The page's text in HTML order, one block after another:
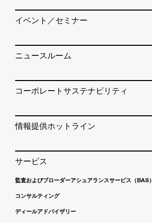
イベント／セミナー
ニュースルーム
コーポレートサステナビリティ
情報提供ホットライン
サービス
監査およびブローダーアシュアランスサービス（BAS）
コンサルティング
ディールアドバイザリー